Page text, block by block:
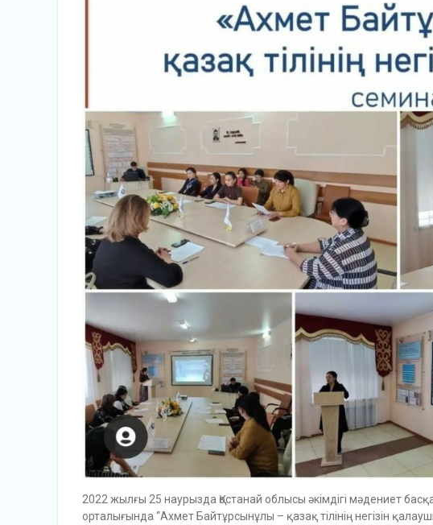
2022 жылғы 25 наурызда Қостанай облысы әкімдігі мәдениет
орталығында “Ахмет Байтұрсынұлы – қазақ тілінің негізін